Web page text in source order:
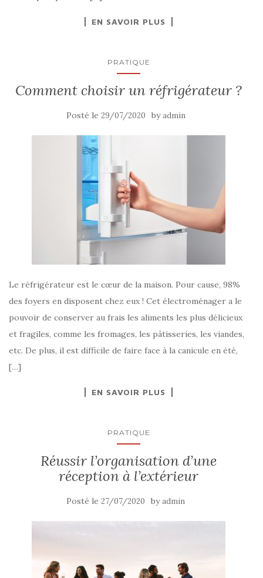
EN SAVOIR PLUS
PRATIQUE
Comment choisir un réfrigérateur ?
Posté le 29/07/2020 byadmin
Le réfrigérateur est le cœur de la maison. Pour cause, 98%
des foyers en disposent chez eux ! Cet électroménager a le
pouvoir de conserver au frais les aliments les plus délicieux
et fragiles, comme les fromages, les pâtisseries, les viandes,
etc. De plus, il est difficile de faire face à la canicule en été,
[…]
EN SAVOIR PLUS
PRATIQUE
Réussir l’organisation d’une
réception à l’extérieur
Posté le 27/07/2020 byadmin